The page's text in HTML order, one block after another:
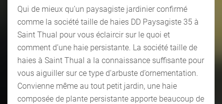
Qui de mieux qu’un paysagiste jardinier confirmé
comme la société taille de haies DD Paysagiste 35 à
Saint Thual pour vous éclaircir sur le quoi et
comment d’une haie persistante. La société taille de
haies à Saint Thual a la connaissance suffisante pour
vous aiguiller sur ce type d’arbuste d’ornementation.
Convienne même au tout petit jardin, une haie
composée de plante persistante apporte beaucoup de